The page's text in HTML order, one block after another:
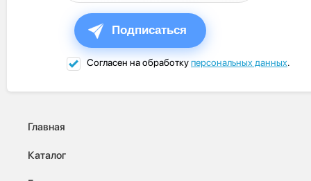
Подписаться
Согласен на обработкуперсональных данных.
Главная
Каталог